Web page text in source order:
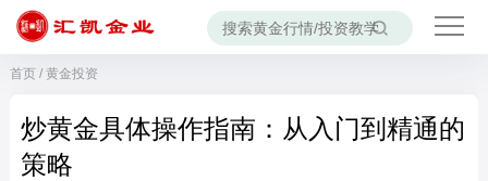
首页/ 黄金投资
炒黄金具体操作指南：从入门到精通的
策略